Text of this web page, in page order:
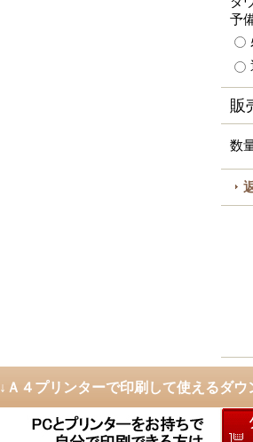
予
販
数
↓Ａ４プリンターで印刷して使えるダウ